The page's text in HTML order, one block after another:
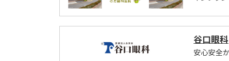
谷口眼科